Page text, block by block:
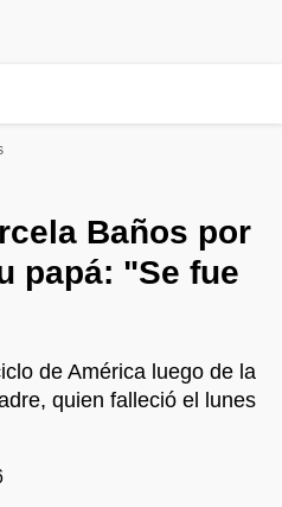
Baños por
papá: "Se fue
de América luego de la
quien falleció el lunes